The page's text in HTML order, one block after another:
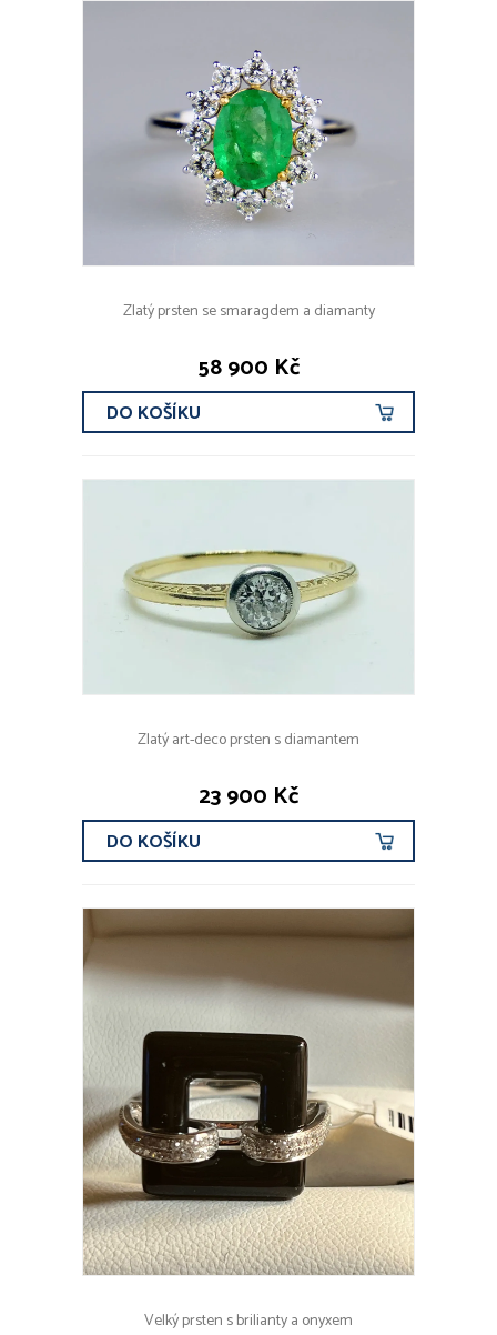
Zlatý prsten se smaragdem a diamanty
58 900 Kč
DO KOŠÍKU
Zlatý art-deco prsten s diamantem
23 900 Kč
DO KOŠÍKU
Velký prsten s brilianty a onyxem